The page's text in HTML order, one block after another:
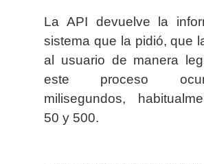
La API devuelve la
sistema que la pidió, que
al usuario de manera
este proceso
milisegundos,
50 y 500.